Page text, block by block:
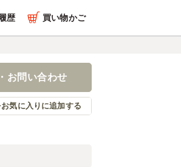
歴 買い物かご
お問い合わせ
お気に入りに追加する